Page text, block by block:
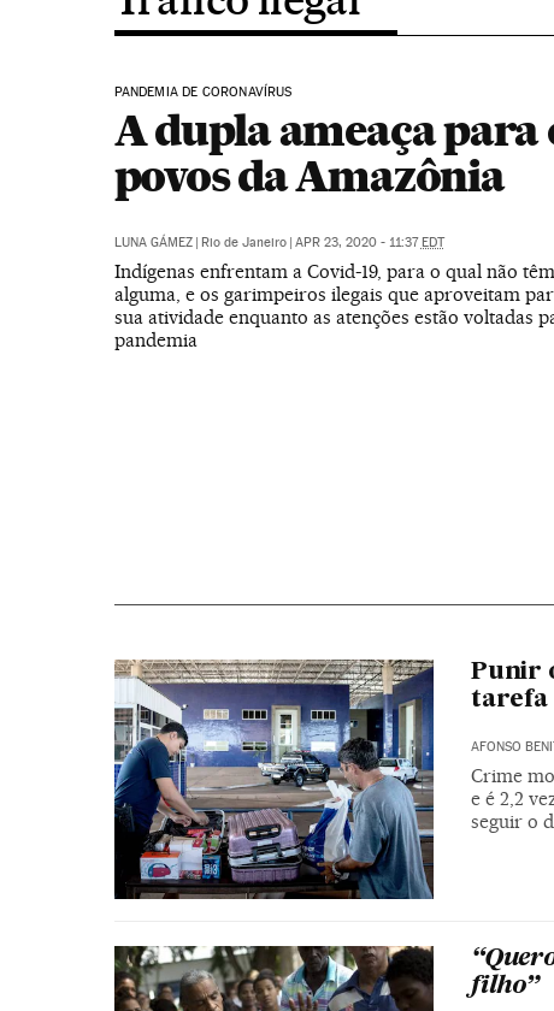
PANDEMIA DE CORONAVÍRUS
A dupla ameaça para
povos da Amazônia
LUNA GÁMEZ‏ | Rio de Janeiro | APR 23, 2020 - 11:37EDT
Indígenas enfrentam a Covid-19, para o qual não
alguma, e os garimpeiros ilegais que aproveitam
sua atividade enquanto as atenções estão voltadas
pandemia
Punir
tarefa
AFONSO
Crime
e é 2,2
seguir o
filho”